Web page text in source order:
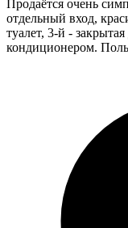
Продаётся очень
отдельный вход,
туалет, 3-й -
кондиционером.